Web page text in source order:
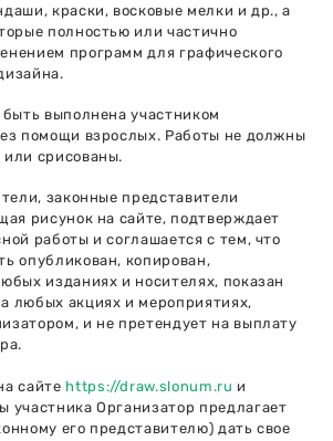
краски, восковые мелки и др., а
полностью или частично
программ для графического
выполнена участником
помощи взрослых. Работы не должны
срисованы.
законные представители
рисунок на сайте, подтверждает
работы и соглашается с тем, что
опубликован, копирован,
изданиях и носителях, показан
любых акциях и мероприятиях,
и не претендует на выплату
сайте https://draw.slonum.ru и
участника Организатор предлагает
его представителю) дать свое